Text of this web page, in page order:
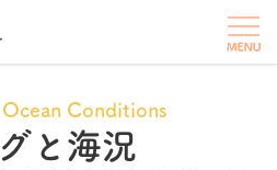
Conditions
と海況